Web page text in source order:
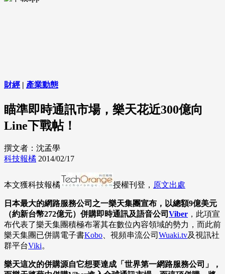
財經 | 產業動態
瞄準即時通訊市場，樂天花近300億向
Line下戰帖！
撰文者：沈孟學
科技報橘 2014/02/17
本文獲科技報橘 授權刊登， 原文出處
日本最大的網路服務公司之一樂天集團宣布，以總額9億美元
（約新台幣272億元）併購即時通訊及語音公司 Viber ，此項宣
布代表了樂天集團積極布署其在數位內容領域的勢力，而此前
樂天集團已併購電子書Kobo、視頻串流公司 Wuaki.tv及視訊社
群平台Viki。
樂天這次的併購源自它想要達成「世界第一網路服務公司」，